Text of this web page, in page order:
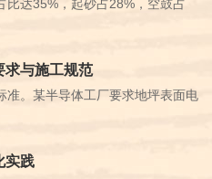
比达35%，起砂占28%，空鼓占
求与施工规范
准。某半导体工厂要求地坪表面电
实践